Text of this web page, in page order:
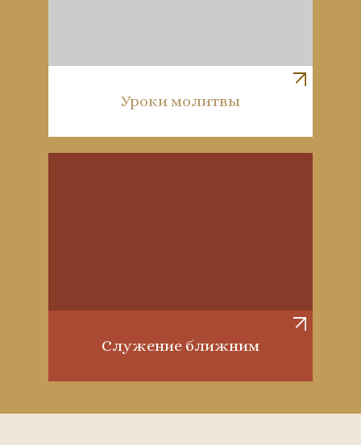
Служение ближним
Уроки молитвы